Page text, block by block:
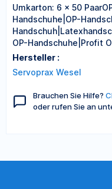
Umkarton: 6 x 50
Handschuhe|OP-
OP-Handschuhe|Profit
Hersteller :
Servoprax Wesel
Brauchen Sie Hilfe?
oder rufen Sie an